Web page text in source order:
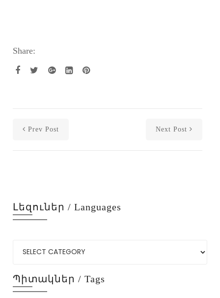
Share:
Prev Post Next Post
Լեզուներ / Languages
Պիտակներ / Tags